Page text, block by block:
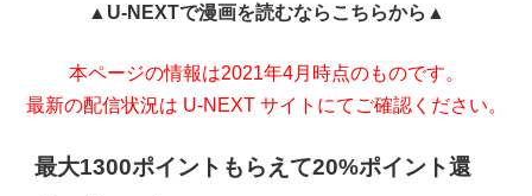
▲U-NEXTで漫画を読むならこちらから▲
本ページの情報は2021年4月時点のものです。
最新の配信状況は U-NEXT サイトにてご確認ください。
最大1300ポイントもらえて20%ポイント還